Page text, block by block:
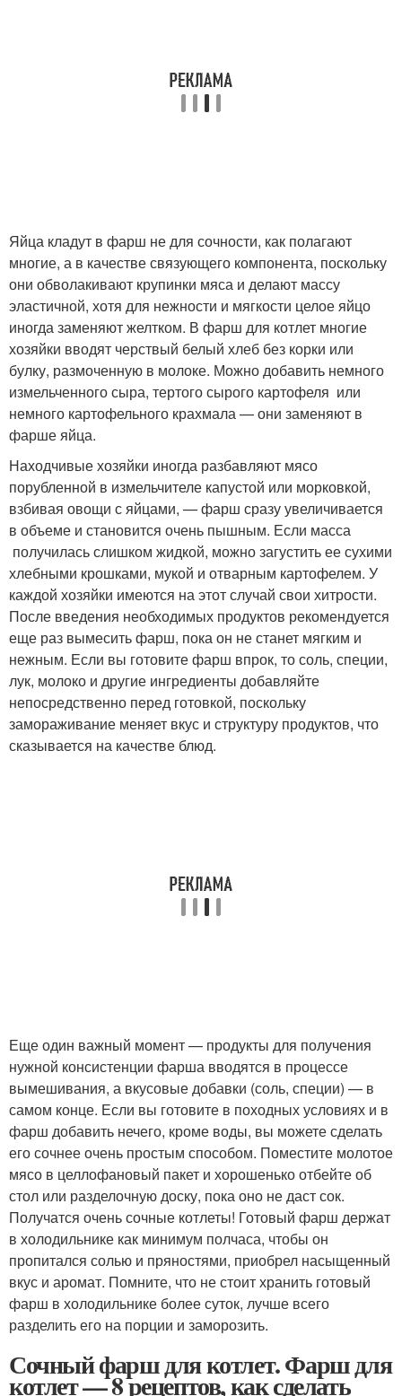
Яйца кладут в фарш не для сочности, как полагают
многие, а в качестве связующего компонента, поскольку
они обволакивают крупинки мяса и делают массу
эластичной, хотя для нежности и мягкости целое яйцо
иногда заменяют желтком. В фарш для котлет многие
хозяйки вводят черствый белый хлеб без корки или
булку, размоченную в молоке. Можно добавить немного
измельченного сыра, тертого сырого картофеля или
немного картофельного крахмала — они заменяют в
фарше яйца.
Находчивые хозяйки иногда разбавляют мясо
порубленной в измельчителе капустой или морковкой,
взбивая овощи с яйцами, — фарш сразу увеличивается
в объеме и становится очень пышным. Если масса
получилась слишком жидкой, можно загустить ее сухими
хлебными крошками, мукой и отварным картофелем. У
каждой хозяйки имеются на этот случай свои хитрости.
После введения необходимых продуктов рекомендуется
еще раз вымесить фарш, пока он не станет мягким и
нежным. Если вы готовите фарш впрок, то соль, специи,
лук, молоко и другие ингредиенты добавляйте
непосредственно перед готовкой, поскольку
замораживание меняет вкус и структуру продуктов, что
сказывается на качестве блюд.
Еще один важный момент — продукты для получения
нужной консистенции фарша вводятся в процессе
вымешивания, а вкусовые добавки (соль, специи) — в
самом конце. Если вы готовите в походных условиях и в
фарш добавить нечего, кроме воды, вы можете сделать
его сочнее очень простым способом. Поместите молотое
мясо в целлофановый пакет и хорошенько отбейте об
стол или разделочную доску, пока оно не даст сок.
Получатся очень сочные котлеты! Готовый фарш держат
в холодильнике как минимум полчаса, чтобы он
пропитался солью и пряностями, приобрел насыщенный
вкус и аромат. Помните, что не стоит хранить готовый
фарш в холодильнике более суток, лучше всего
разделить его на порции и заморозить.
Сочный фарш для котлет. Фарш для
котлет — 8 рецептов, как сделать